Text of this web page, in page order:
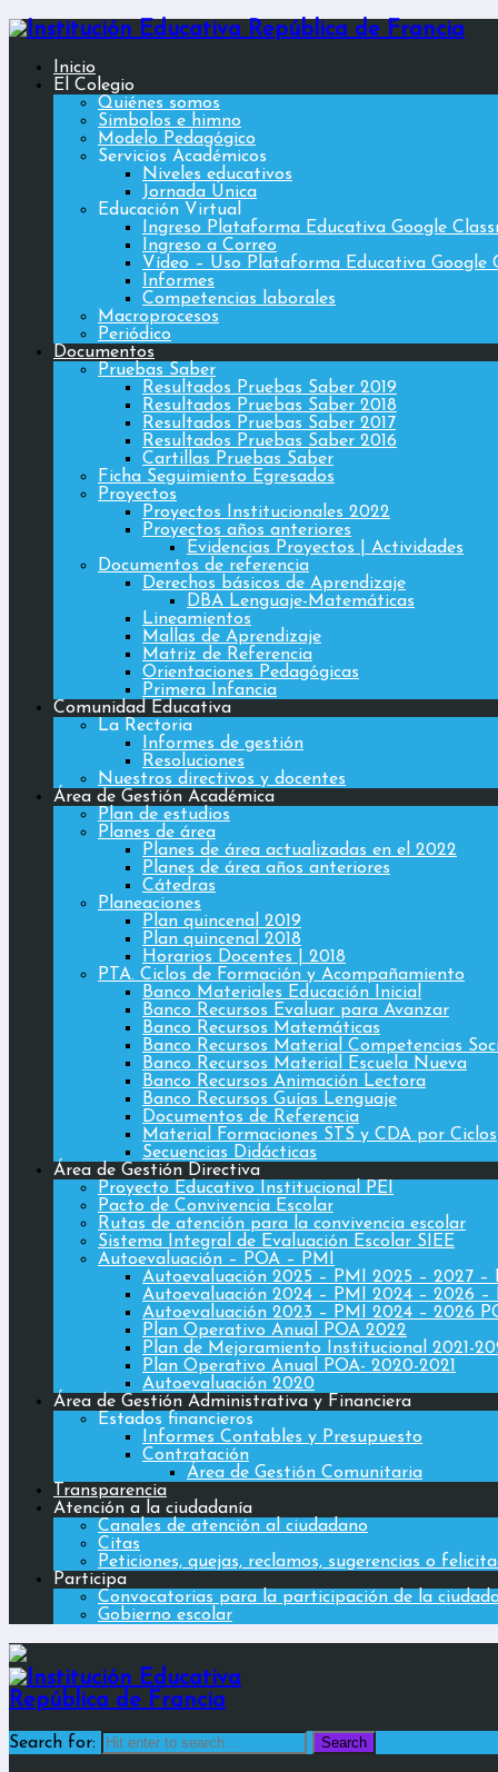
Inicio
El Colegio
Quiénes somos
Simbolos e himno
Modelo Pedagógico
Servicios Académicos
Niveles educativos
Jornada Única
Educación Virtual
Ingreso Plataforma Educativa Google
Ingreso a Correo
Vídeo – Uso Plataforma Educativa Google
Informes
Competencias laborales
Macroprocesos
Periódico
Documentos
Pruebas Saber
Resultados Pruebas Saber 2019
Resultados Pruebas Saber 2018
Resultados Pruebas Saber 2017
Resultados Pruebas Saber 2016
Cartillas Pruebas Saber
Ficha Seguimiento Egresados
Proyectos
Proyectos Institucionales 2022
Proyectos años anteriores
Evidencias Proyectos | Actividades
Documentos de referencia
Derechos básicos de Aprendizaje
DBA Lenguaje-Matemáticas
Lineamientos
Mallas de Aprendizaje
Matriz de Referencia
Orientaciones Pedagógicas
Primera Infancia
Comunidad Educativa
La Rectoria
Informes de gestión
Resoluciones
Nuestros directivos y docentes
Área de Gestión Académica
Plan de estudios
Planes de área
Planes de área actualizadas en el 2022
Planes de área años anteriores
Cátedras
Planeaciones
Plan quincenal 2019
Plan quincenal 2018
Horarios Docentes | 2018
PTA. Ciclos de Formación y Acompañamiento
Banco Materiales Educación Inicial
Banco Recursos Evaluar para Avanzar
Banco Recursos Matemáticas
Banco Recursos Material Competencias
Banco Recursos Material Escuela Nueva
Banco Recursos Animación Lectora
Banco Recursos Guías Lenguaje
Documentos de Referencia
Material Formaciones STS y CDA por Ciclos
Secuencias Didácticas
Área de Gestión Directiva
Proyecto Educativo Institucional PEI
Pacto de Convivencia Escolar
Rutas de atención para la convivencia escolar
Sistema Integral de Evaluación Escolar SIEE
Autoevaluación – POA – PMI
Autoevaluación 2025 – PMI 2025 – 2027 –
Autoevaluación 2024 – PMI 2024 – 2026 –
Autoevaluación 2023 – PMI 2024 – 2026
Plan Operativo Anual POA 2022
Plan de Mejoramiento Institucional 2021-
Plan Operativo Anual POA- 2020-2021
Autoevaluación 2020
Área de Gestión Administrativa y Financiera
Estados financieros
Informes Contables y Presupuesto
Contratación
Área de Gestión Comunitaria
Transparencia
Atención a la ciudadanía
Canales de atención al ciudadano
Citas
Peticiones, quejas, reclamos, sugerencias o
Participa
Convocatorias para la participación de la
Gobierno escolar
Search for: